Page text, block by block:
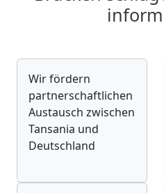
Wir fördern
partnerschaftlichen
Austausch zwischen
Tansania und
Deutschland